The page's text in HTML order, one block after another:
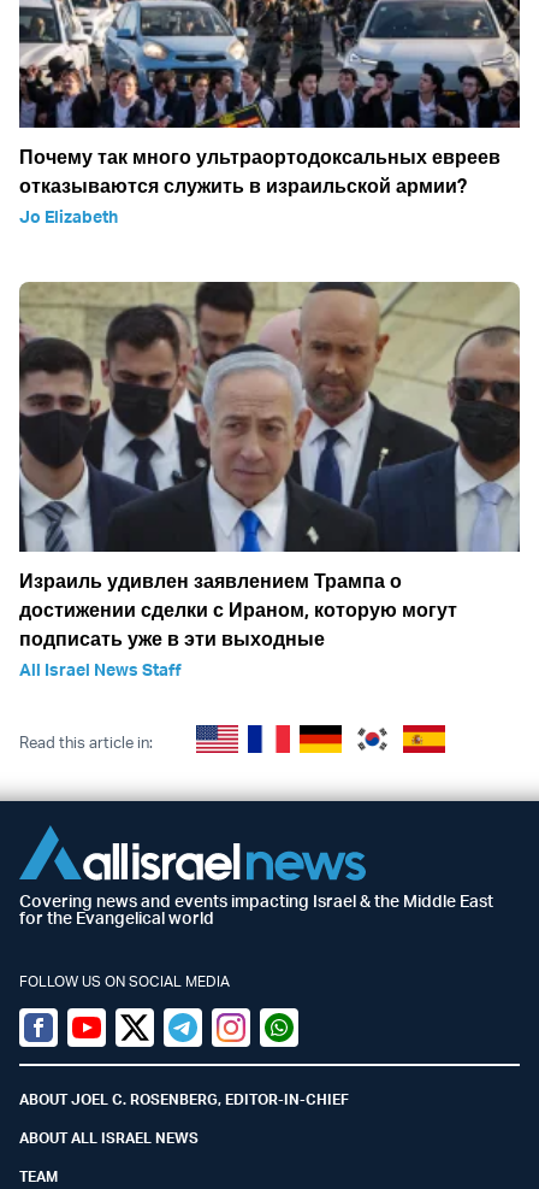
Почему так много ультраортодоксальных евреев
отказываются служить в израильской армии?
Jo Elizabeth
Израиль удивлен заявлением Трампа о
достижении сделки с Ираном, которую могут
подписать уже в эти выходные
All Israel News Staff
Read this article in:
Covering news and events impacting Israel & the Middle East
for the Evangelical world
FOLLOW US ON SOCIAL MEDIA
Facebook
YoutubeTwitter (X)
TelegramInstagramWhatsapp
ABOUT JOEL C. ROSENBERG, EDITOR-IN-CHIEF
ABOUT ALL ISRAEL NEWS
TEAM